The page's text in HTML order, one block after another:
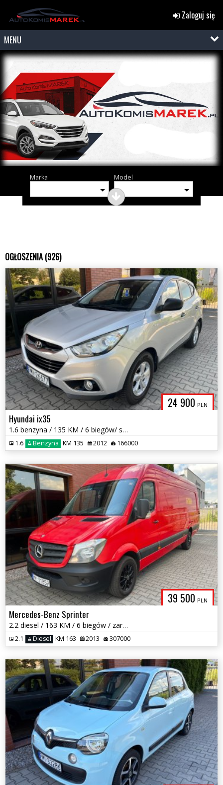
Zaloguj się
MENU
Marka Model
OGŁOSZENIA (926)
24 900 PLN
Hyundai ix35
1.6 benzyna / 135 KM / 6 biegów/ salon Polska / I właściciel / zamiana
1.6 Benzyna KM 135 2012 166000
39 500 PLN
Mercedes-Benz Sprinter
2.2 diesel / 163 KM / 6 biegów / zarej w PL / paka 4.7 m / zamiana
2.1 Diesel KM 163 2013 307000